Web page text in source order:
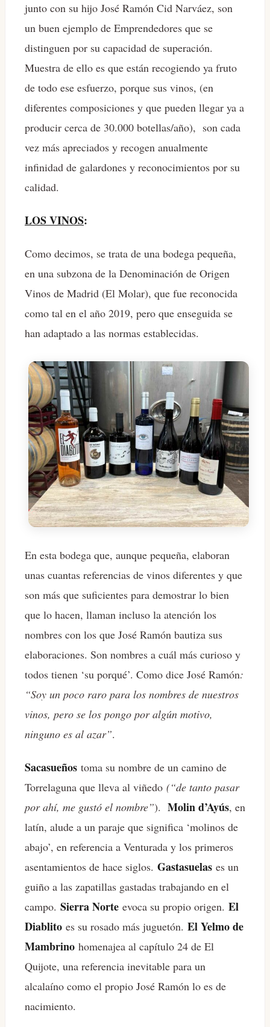
junto con su hijo José Ramón Cid Narváez, son
un buen ejemplo de Emprendedores que se
distinguen por su capacidad de superación.
Muestra de ello es que están recogiendo ya fruto
de todo ese esfuerzo, porque sus vinos, (en
diferentes composiciones y que pueden llegar ya a
producir cerca de 30.000 botellas/año), son cada
vez más apreciados y recogen anualmente
infinidad de galardones y reconocimientos por su
calidad.
LOS VINOS:
Como decimos, se trata de una bodega pequeña,
en una subzona de la Denominación de Origen
Vinos de Madrid (El Molar), que fue reconocida
como tal en el año 2019, pero que enseguida se
han adaptado a las normas establecidas.
En esta bodega que, aunque pequeña, elaboran
unas cuantas referencias de vinos diferentes y que
son más que suficientes para demostrar lo bien
que lo hacen, llaman incluso la atención los
nombres con los que José Ramón bautiza sus
elaboraciones. Son nombres a cuál más curioso y
todos tienen ‘su porqué’. Como dice José Ramón:
“Soy un poco raro para los nombres de nuestros
vinos, pero se los pongo por algún motivo,
ninguno es al azar”.
Sacasueños toma su nombre de un camino de
Torrelaguna que lleva al viñedo (“de tanto pasar
por ahí, me gustó el nombre”). Molin d’Ayús, en
latín, alude a un paraje que significa ‘molinos de
abajo’, en referencia a Venturada y los primeros
asentamientos de hace siglos. Gastasuelas es un
guiño a las zapatillas gastadas trabajando en el
campo. Sierra Norte evoca su propio origen. El
Diablito es su rosado más juguetón. El Yelmo de
Mambrino homenajea al capítulo 24 de El
Quijote, una referencia inevitable para un
alcalaíno como el propio José Ramón lo es de
nacimiento.